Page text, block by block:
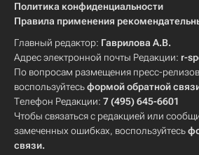
Политика конфиденциальности
Правила применения
Главный редактор: Гаврилова А.В.
Адрес электронной почты Редакции: r-
По вопросам размещения пресс-
воспользуйтесьформой обратной
Телефон Редакции: 7 (495) 645-6601
Чтобы связаться с редакцией или
замеченных ошибках, воспользуйтесь
связи.